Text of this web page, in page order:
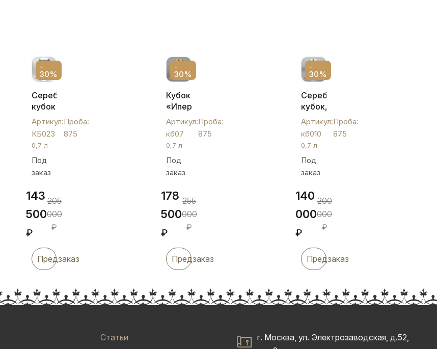
-
30%
Серебряный
кубок
с
уникальной
кубачинской
гравировкой,
КБ023
Артикул:
КБ023
Проба:
875
0,7 л
Под
заказ
143
500
₽
205
000
₽
Предзаказ
-
30%
Кубок
«Ипериал»
серебряный,
кб07
Артикул:
кб07
Проба:
875
0,7 л
Под
заказ
178
500
₽
255
000
₽
Предзаказ
-
30%
Серебряный
кубок,
0,7 л,
кб010
Артикул:
кб010
Проба:
875
0,7 л
Под
заказ
140
000
₽
200
000
₽
Предзаказ
Статьи
г. Москва, ул. Электрозаводская, д.52,